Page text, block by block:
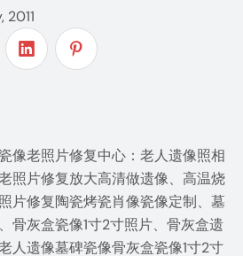
2011
像老照片修复中心：老人遗像照相
照片修复放大高清做遗像、高温烧
片修复陶瓷烤瓷肖像瓷像定制、墓
骨灰盒瓷像1寸2寸照片、骨灰盒遗
人遗像墓碑瓷像骨灰盒瓷像1寸2寸